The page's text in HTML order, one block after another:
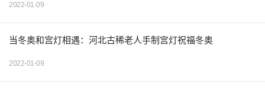
2022-01-09
当冬奥和宫灯相遇：河北古稀老人手制宫灯祝福冬奥
2022-01-09